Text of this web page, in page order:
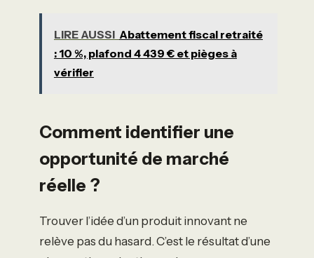
LIRE AUSSI Abattement fiscal retraité
: 10 %, plafond 4 439 € et pièges à
vérifier
Comment identifier une
opportunité de marché
réelle ?
Trouver l’idée d’un produit innovant ne
relève pas du hasard. C’est le résultat d’une